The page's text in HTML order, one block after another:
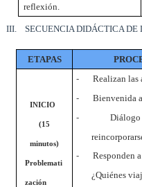
reflexión.
III. SECUENCIA DIDÁCTICA DE
ETAPAS
INICIO
(15
minutos)
Problemati
zación
- Realizan las
- Bienvenida
-
-
Responden
¿Quiénes